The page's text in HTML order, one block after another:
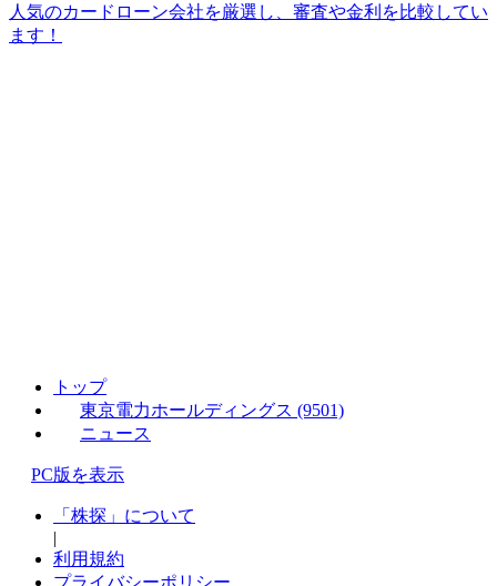
人気のカードローン会社を厳選し、審査や金利を比較してい
ます！
トップ
東京電力ホールディングス (9501)
ニュース
PC版を表示
「株探」について
|
利用規約